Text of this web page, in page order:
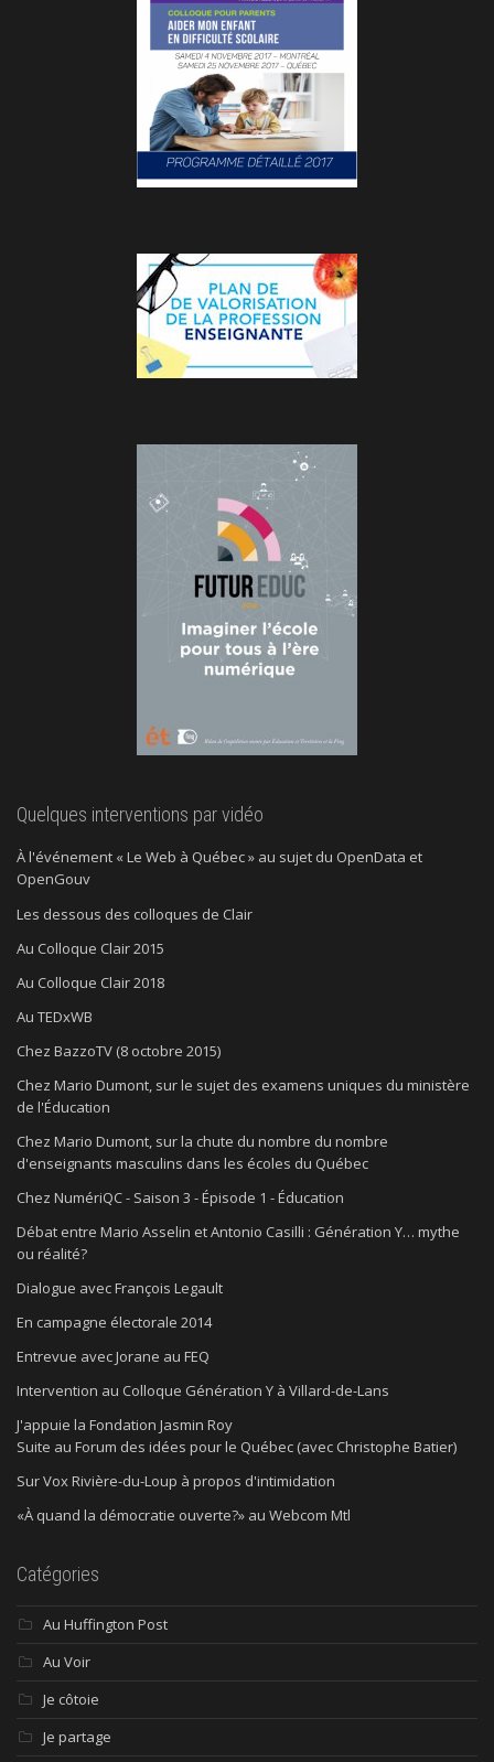
Quelques interventions par vidéo
À l'événement « Le Web à Québec » au sujet du OpenData et
OpenGouv
Les dessous des colloques de Clair
Au Colloque Clair 2015
Au Colloque Clair 2018
Au TEDxWB
Chez BazzoTV (8 octobre 2015)
Chez Mario Dumont, sur le sujet des examens uniques du ministère
de l'Éducation
Chez Mario Dumont, sur la chute du nombre du nombre
d'enseignants masculins dans les écoles du Québec
Chez NumériQC - Saison 3 - Épisode 1 - Éducation
Débat entre Mario Asselin et Antonio Casilli : Génération Y… mythe
ou réalité?
Dialogue avec François Legault
En campagne électorale 2014
Entrevue avec Jorane au FEQ
Intervention au Colloque Génération Y à Villard-de-Lans
J'appuie la Fondation Jasmin Roy
Suite au Forum des idées pour le Québec (avec Christophe Batier)
Sur Vox Rivière-du-Loup à propos d'intimidation
«À quand la démocratie ouverte?» au Webcom Mtl
Catégories
Au Huffington Post
Au Voir
Je côtoie
Je partage